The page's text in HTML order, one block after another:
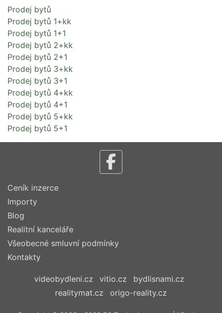
Prodej bytů
Prodej bytů 1+kk
Prodej bytů 1+1
Prodej bytů 2+kk
Prodej bytů 2+1
Prodej bytů 3+kk
Prodej bytů 3+1
Prodej bytů 4+kk
Prodej bytů 4+1
Prodej bytů 5+kk
Prodej bytů 5+1
Ceník inzerce
Importy
Blog
Realitní kanceláře
Všeobecné smluvní podmínky
Kontakty
videobydleni.cz vitio.cz
bydlisnami.cz
realitymat.cz
origo-reality.cz